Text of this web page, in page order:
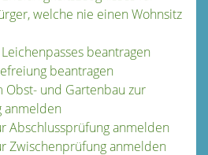
welche nie einen Wohnsitz
beantragen
beantragen
und Gartenbau zur
anmelden
Abschlussprüfung anmelden
Zwischenprüfung anmelden